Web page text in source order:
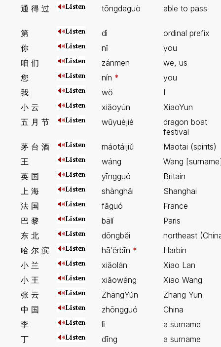
通 得 过 tōngdeguò able to pass
第 dì
ordinal prefix
你
nĭ
you
咱 们
zánmen
we, us
您
nín *
you
我
wŏ
I
小 云
xiăoyún
XiaoYun
五 月 节
wŭyuèjié
dragon boat
festival
茅 台 酒
máotáijiŭ
Maotai (spirits)
王
wáng
Wang
英 国
yīngguó
Britain
上 海
shànghăi
Shanghai
法 国
făguó
France
巴 黎
bālí
Paris
东 北
dōngbĕi
northeast
哈 尔 滨
hā’ĕrbīn *
Harbin
小 兰
xiăolán
Xiao Lan
小 王
xiăowáng
Xiao Wang
张 云
ZhāngYún
Zhang Yun
中 国
zhōngguó
China
李
lĭ
a surname
丁
dīng
a surname